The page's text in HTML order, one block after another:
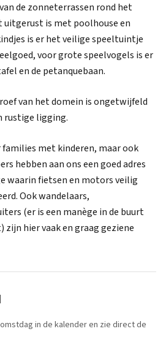
de zonneterrassen rond het
uitgerust is met poolhouse en
is er het veilige speeltuintje
voor grote speelvogels is er
en de petanquebaan.
van het domein is ongetwijfeld
rustige ligging.
families met kinderen, maar ook
hebben aan ons een goed adres
waarin fietsen en motors veilig
Ook wandelaars,
(er is een manège in de buurt
hier vaak en graag geziene
in de kalender en zie direct de